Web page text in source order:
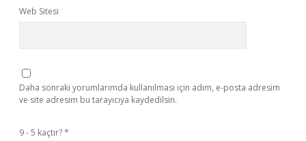
Web Sitesi
Daha sonraki yorumlarımda kullanılması için adım, e-posta adresim
ve site adresim bu tarayıcıya kaydedilsin.
9 - 5 kaçtır?*